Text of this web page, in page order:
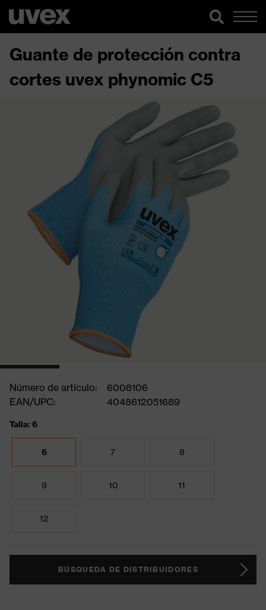
Guante de protección contra
cortes uvex phynomic C5
Número de artículo:
6008106
EAN/UPC:
4048612051689
Talla: 6
6 7 8
9 10 11
12
BÚSQUEDA DE DISTRIBUIDORES